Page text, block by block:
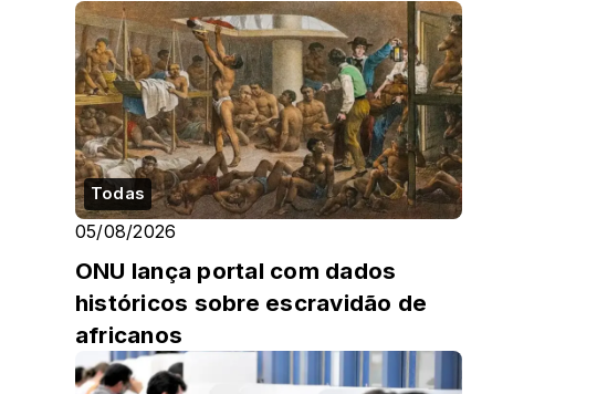
Todas
05/08/2026
ONU lança portal com dados
históricos sobre escravidão de
africanos